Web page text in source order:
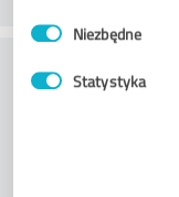
Wybór
zgody Niezbędne
Statystyka